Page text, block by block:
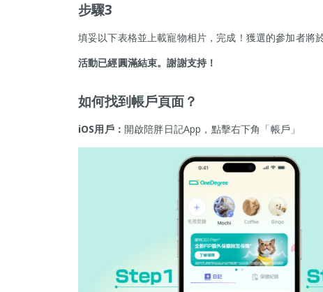
步驟3
填妥以下表格並上載寵物相片，完成！獲選的參加者將
活動已經圓滿結束。謝謝支持！
如何找到帳戶頁面？
iOS用戶： 開啟陪胖日記App，點擊右下角「帳戶」